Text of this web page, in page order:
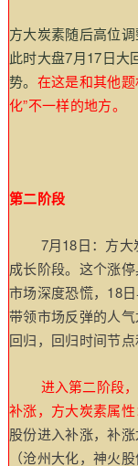
方大炭素随后高位
此时大盘7月17日大
势。 在这是和其他
化”不一样的地方。
第二阶段
7月18日：方大炭
成长阶段。这个涨
市场深度恐慌，18
带领市场反弹的人
回归，回归时间节点
进入第二阶段，
补涨， 方大炭素属性
股份进入补涨，补涨
（沧州大化，神火股